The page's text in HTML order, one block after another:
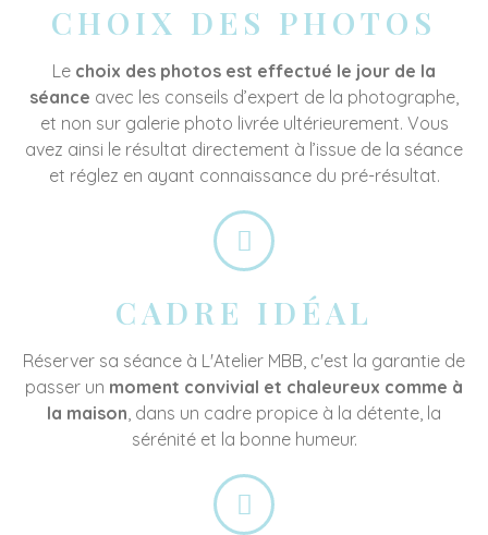
CHOIX DES PHOTOS
Le choix des photos est effectué le jour de la
séance avec les conseils d’expert de la photographe,
et non sur galerie photo livrée ultérieurement. Vous
avez ainsi le résultat directement à l’issue de la séance
et réglez en ayant connaissance du pré-résultat.
CADRE IDÉAL
Réserver sa séance à L'Atelier MBB, c'est la garantie de
passer un moment convivial et chaleureux comme à
la maison, dans un cadre propice à la détente, la
sérénité et la bonne humeur.